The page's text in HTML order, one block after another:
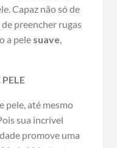
Capaz não só de
preencher rugas
a pele suave,
pele, até mesmo
sua incrível
promove uma